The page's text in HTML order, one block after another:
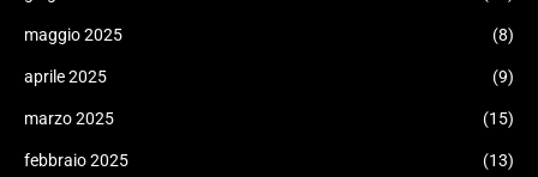
maggio 2025 (8)
aprile 2025 (9)
marzo 2025 (15)
febbraio 2025 (13)